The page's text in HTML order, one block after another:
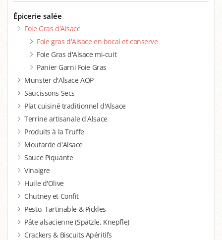
Épicerie salée
Foie Gras d'Alsace
Foie gras d'Alsace en bocal et conserve
Foie Gras d'Alsace mi-cuit
Panier Garni Foie Gras
Munster d'Alsace AOP
Saucissons Secs
Plat cuisiné traditionnel d'Alsace
Terrine artisanale d'Alsace
Produits à la Truffe
Moutarde d'Alsace
Sauce Piquante
Vinaigre
Huile d'Olive
Chutney et Confit
Pesto, Tartinable & Pickles
Pâte alsacienne (Spätzle, Knepfle)
Crackers & Biscuits Apéritifs